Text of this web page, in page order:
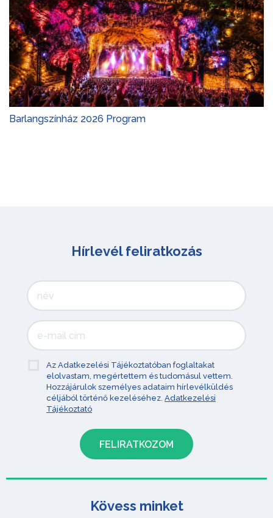
Barlangszínház 2026 Program
Hírlevél feliratkozás
Az Adatkezelési Tájékoztatóban foglaltakat
elolvastam, megértettem és tudomásul vettem.
Hozzájárulok személyes adataim hírlevélküldés
céljából történő kezeléséhez. Adatkezelési
Tájékoztató
Kövess minket